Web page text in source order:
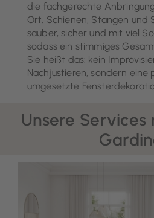
die fachgerechte
Ort. Schienen, Stangen und
sauber, sicher und mit viel
sodass ein stimmiges
Sie heißt das: kein
Nachjustieren, sondern eine
umgesetzte
Unsere Services